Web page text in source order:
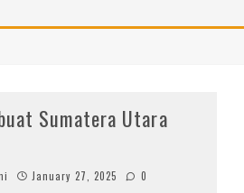
Sumatera Utara
January 27, 2025 0